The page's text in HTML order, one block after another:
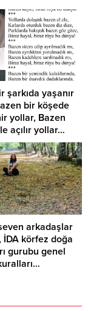
şarkıda yaşanır
bir köşede
yollar, Bazen
açılır yollar…
arkadaşlar
İDA körfez doğa
gurubu genel